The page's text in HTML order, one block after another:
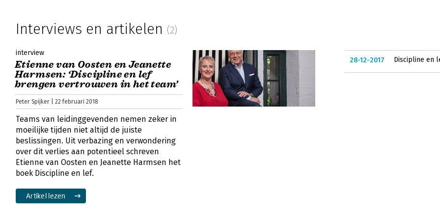
Interviews en artikelen (2)
interview
Etienne van Oosten en Jeanette
Harmsen: ‘Discipline en lef
brengen vertrouwen in het team’
Peter Spijker | 22 februari 2018
Teams van leidinggevenden nemen zeker in
moeilijke tijden niet altijd de juiste
beslissingen. Uit verbazing en verwondering
over dit verlies aan potentieel schreven
Etienne van Oosten en Jeanette Harmsen het
boek Discipline en lef.
Artikel lezen
28-12-2017 Discipline en